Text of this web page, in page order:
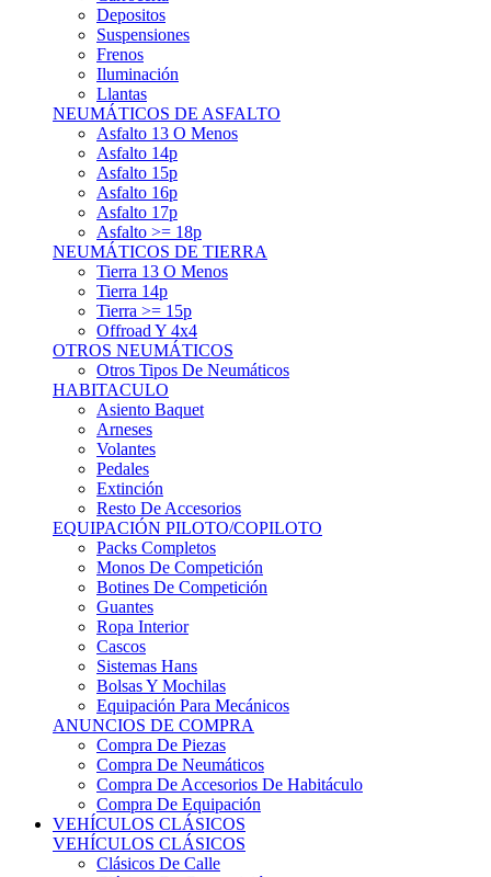
Suspensiones
Frenos
Iluminación
Llantas
NEUMÁTICOS DE ASFALTO
Asfalto 13 O Menos
Asfalto 14p
Asfalto 15p
Asfalto 16p
Asfalto 17p
Asfalto >= 18p
NEUMÁTICOS DE TIERRA
Tierra 13 O Menos
Tierra 14p
Tierra >= 15p
Offroad Y 4x4
OTROS NEUMÁTICOS
Otros Tipos De Neumáticos
HABITACULO
Asiento Baquet
Arneses
Volantes
Pedales
Extinción
Resto De Accesorios
EQUIPACIÓN PILOTO/COPILOTO
Packs Completos
Monos De Competición
Botines De Competición
Guantes
Ropa Interior
Cascos
Sistemas Hans
Bolsas Y Mochilas
Equipación Para Mecánicos
ANUNCIOS DE COMPRA
Compra De Piezas
Compra De Neumáticos
Compra De Accesorios De Habitáculo
Compra De Equipación
VEHÍCULOS CLÁSICOS
VEHÍCULOS CLÁSICOS
Clásicos De Calle
Clásicos De Competición